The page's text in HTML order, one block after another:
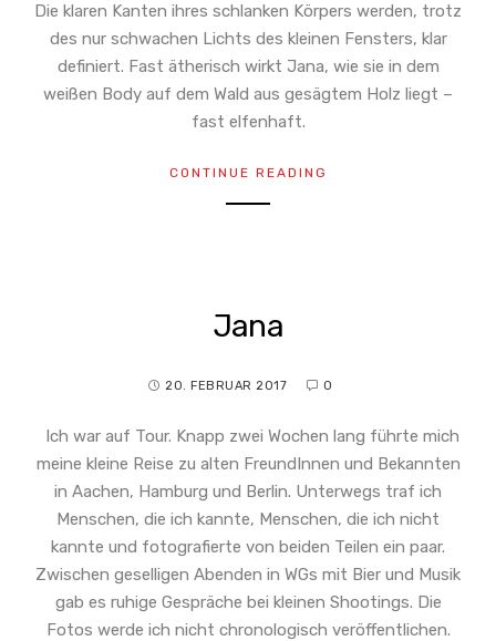
Die klaren Kanten ihres schlanken Körpers werden, trotz
des nur schwachen Lichts des kleinen Fensters, klar
definiert. Fast ätherisch wirkt Jana, wie sie in dem
weißen Body auf dem Wald aus gesägtem Holz liegt –
fast elfenhaft.
CONTINUE READING
Jana
20. FEBRUAR 2017 0
Ich war auf Tour. Knapp zwei Wochen lang führte mich
meine kleine Reise zu alten FreundInnen und Bekannten
in Aachen, Hamburg und Berlin. Unterwegs traf ich
Menschen, die ich kannte, Menschen, die ich nicht
kannte und fotografierte von beiden Teilen ein paar.
Zwischen geselligen Abenden in WGs mit Bier und Musik
gab es ruhige Gespräche bei kleinen Shootings. Die
Fotos werde ich nicht chronologisch veröffentlichen.